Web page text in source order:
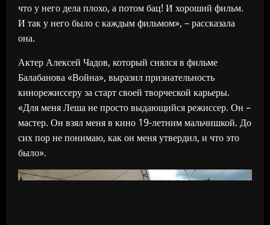
что у него дела плохо, а потом бац! И хороший фильм.
И так у него было с каждым фильмом», – рассказала
она.
Актер Алексей Чадов, который снялся в фильме
Балабанова «Война», выразил признательность
кинорежиссеру за старт своей творческой карьеры.
«Для меня Леша не просто выдающийся режиссер. Он –
мастер. Он взял меня в кино 19-летним мальчишкой. До
сих пор не понимаю, как он меня утвердил, и что это
было».